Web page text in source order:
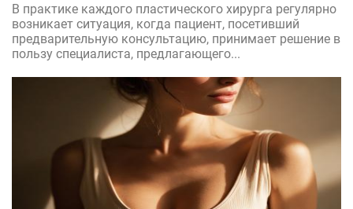
В практике каждого пластического хирурга регулярно
возникает ситуация, когда пациент, посетивший
предварительную консультацию, принимает решение в
пользу специалиста, предлагающего...